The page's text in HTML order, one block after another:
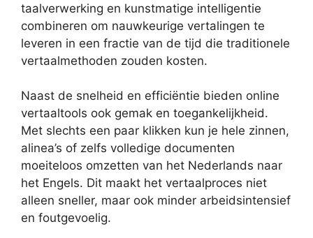
taalverwerking en kunstmatige intelligentie
combineren om nauwkeurige vertalingen te
leveren in een fractie van de tijd die traditionele
vertaalmethoden zouden kosten.
Naast de snelheid en efficiëntie bieden online
vertaaltools ook gemak en toegankelijkheid.
Met slechts een paar klikken kun je hele zinnen,
alinea’s of zelfs volledige documenten
moeiteloos omzetten van het Nederlands naar
het Engels. Dit maakt het vertaalproces niet
alleen sneller, maar ook minder arbeidsintensief
en foutgevoelig.